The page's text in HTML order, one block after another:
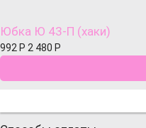
Юбка Ю 43-П (хаки)
992 Р 2 480 Р